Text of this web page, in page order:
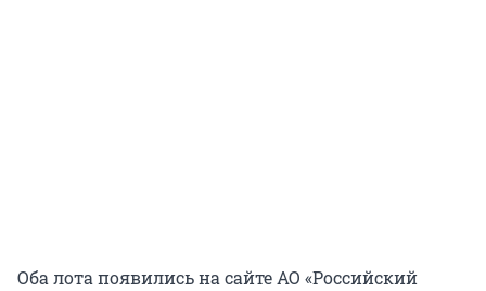
Оба лота появились на сайте АО «Российский